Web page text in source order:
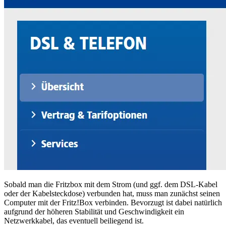
Sobald man die Fritzbox mit dem Strom (und ggf. dem DSL-Kabel
oder der Kabelsteckdose) verbunden hat, muss man zunächst seinen
Computer mit der Fritz!Box verbinden. Bevorzugt ist dabei natürlich
aufgrund der höheren Stabilität und Geschwindigkeit ein
Netzwerkkabel, das eventuell beiliegend ist.